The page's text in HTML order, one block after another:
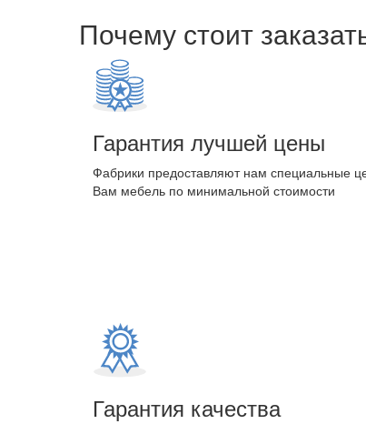
Почему стоит
Гарантия лучшей цены
Фабрики предоставляют нам специальные
Вам мебель по минимальной стоимости
Гарантия качества